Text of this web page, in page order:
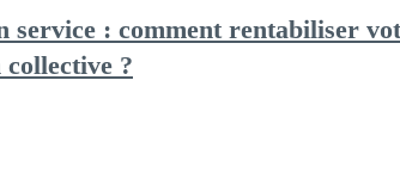
service : comment rentabiliser
collective ?